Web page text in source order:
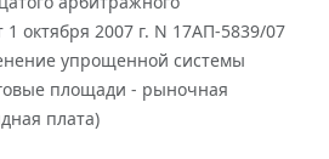
1 октября 2007 г. N 17АП-5839/07
упрощенной системы
площади - рыночная
плата)